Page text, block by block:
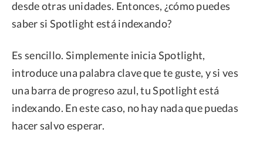
desde otras unidades. Entonces, ¿cómo puedes
saber si Spotlight está indexando?
Es sencillo. Simplemente inicia Spotlight,
introduce una palabra clave que te guste, y si ves
una barra de progreso azul, tu Spotlight está
indexando. En este caso, no hay nada que puedas
hacer salvo esperar.